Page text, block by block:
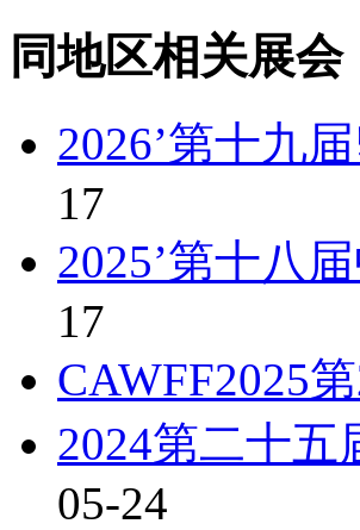
同地区相关展会
2026’第十九
17
2025’第十八
17
CAWFF2025
2024第二十
05-24